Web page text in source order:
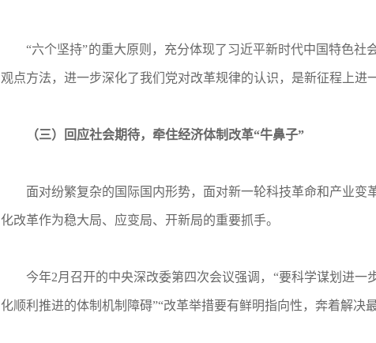
“六个坚持”的重大原则，充分体现了习近平新时代中国特色
观点方法，进一步深化了我们党对改革规律的认识，是新征程上进
（三）回应社会期待，牵住经济体制改革“牛鼻子”
面对纷繁复杂的国际国内形势，面对新一轮科技革命和产业变
化改革作为稳大局、应变局、开新局的重要抓手。
今年2月召开的中央深改委第四次会议强调，“要科学谋划进
化顺利推进的体制机制障碍”“改革举措要有鲜明指向性，奔着解决